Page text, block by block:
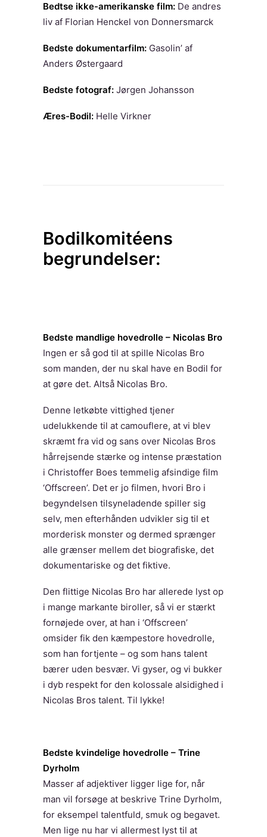
Bedtse ikke-amerikanske film: De andres
liv af Florian Henckel von Donnersmarck
Bedste dokumentarfilm: Gasolin’ af
Anders Østergaard
Bedste fotograf: Jørgen Johansson
Æres-Bodil: Helle Virkner
Bodilkomitéens
begrundelser:
Bedste mandlige hovedrolle – Nicolas Bro
Ingen er så god til at spille Nicolas Bro
som manden, der nu skal have en Bodil for
at gøre det. Altså Nicolas Bro.
Denne letkøbte vittighed tjener
udelukkende til at camouflere, at vi blev
skræmt fra vid og sans over Nicolas Bros
hårrejsende stærke og intense præstation
i Christoffer Boes temmelig afsindige film
‘Offscreen’. Det er jo filmen, hvori Bro i
begyndelsen tilsyneladende spiller sig
selv, men efterhånden udvikler sig til et
morderisk monster og dermed sprænger
alle grænser mellem det biografiske, det
dokumentariske og det fiktive.
Den flittige Nicolas Bro har allerede lyst op
i mange markante biroller, så vi er stærkt
fornøjede over, at han i ‘Offscreen’
omsider fik den kæmpestore hovedrolle,
som han fortjente – og som hans talent
bærer uden besvær. Vi gyser, og vi bukker
i dyb respekt for den kolossale alsidighed i
Nicolas Bros talent. Til lykke!
Bedste kvindelige hovedrolle – Trine
Dyrholm
Masser af adjektiver ligger lige for, når
man vil forsøge at beskrive Trine Dyrholm,
for eksempel talentfuld, smuk og begavet.
Men lige nu har vi allermest lyst til at